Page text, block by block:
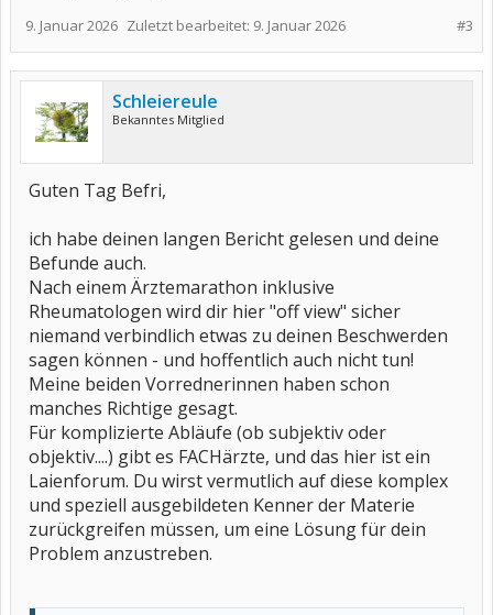
#3
9. Januar 2026 Zuletzt bearbeitet: 9. Januar 2026
Schleiereule
Bekanntes Mitglied
Guten Tag Befri,
ich habe deinen langen Bericht gelesen und deine
Befunde auch.
Nach einem Ärztemarathon inklusive
Rheumatologen wird dir hier "off view" sicher
niemand verbindlich etwas zu deinen Beschwerden
sagen können - und hoffentlich auch nicht tun!
Meine beiden Vorrednerinnen haben schon
manches Richtige gesagt.
Für komplizierte Abläufe (ob subjektiv oder
objektiv....) gibt es FACHärzte, und das hier ist ein
Laienforum. Du wirst vermutlich auf diese komplex
und speziell ausgebildeten Kenner der Materie
zurückgreifen müssen, um eine Lösung für dein
Problem anzustreben.